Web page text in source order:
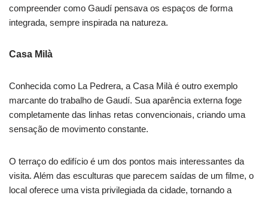
compreender como Gaudí pensava os espaços de forma
integrada, sempre inspirada na natureza.
Casa Milà
Conhecida como La Pedrera, a Casa Milà é outro exemplo
marcante do trabalho de Gaudí. Sua aparência externa foge
completamente das linhas retas convencionais, criando uma
sensação de movimento constante.
O terraço do edifício é um dos pontos mais interessantes da
visita. Além das esculturas que parecem saídas de um filme, o
local oferece uma vista privilegiada da cidade, tornando a